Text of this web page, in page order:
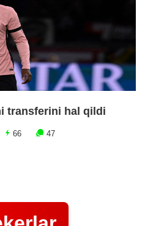
transferini hal qildi
66 47